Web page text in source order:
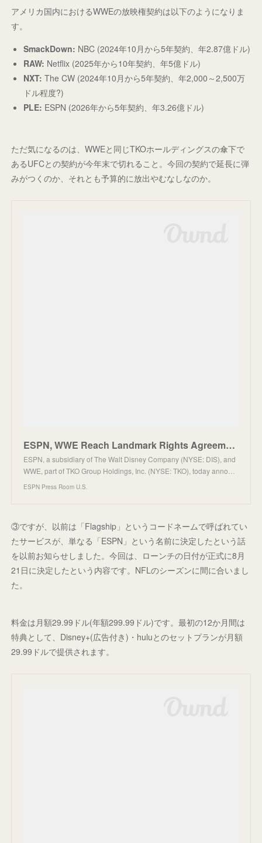
アメリカ国内におけるWWEの放映権契約は以下のようになりま
す。
SmackDown: NBC (2024年10月から5年契約、年2.87億ドル)
RAW: Netflix (2025年から10年契約、年5億ドル)
NXT: The CW (2024年10月から5年契約、年2,000～2,500万
ドル程度?)
PLE: ESPN (2026年から5年契約、年3.26億ドル)
ただ気になるのは、WWEと同じTKOホールディングスの傘下で
あるUFCとの契約が今年末で切れること。今回の契約で延長に弾
みがつくのか、それとも予算的に放出やむなしなのか。
ESPN, WWE Reach Landmark Rights Agreement as ESPN Platforms Become Exclusive U.S. Domestic Home of A
ESPN, a subsidiary of The Walt Disney Company (NYSE: DIS), and
WWE, part of TKO Group Holdings, Inc. (NYSE: TKO), today anno…
ESPN Press Room U.S.
③ですが、以前は「Flagship」というコードネームで呼ばれてい
たサービスが、単なる「ESPN」という名前に決定したという話
を以前お知らせしました。今回は、ローンチの日付が正式に8月
21日に決定したという内容です。NFLのシーズンに間に合いまし
た。
料金は月額29.99ドル(年額299.99ドル)です。最初の12か月間は
特典として、Disney+(広告付き)・huluとのセットプランが月額
29.99ドルで提供されます。